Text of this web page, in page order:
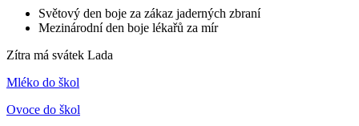
Světový den boje za zákaz jaderných zbraní
Mezinárodní den boje lékařů za mír
Zítra má svátek Lada
Mléko do škol
Ovoce do škol